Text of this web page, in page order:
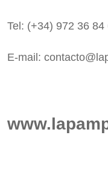
Tel: (+34) 972 36 84
E-mail: